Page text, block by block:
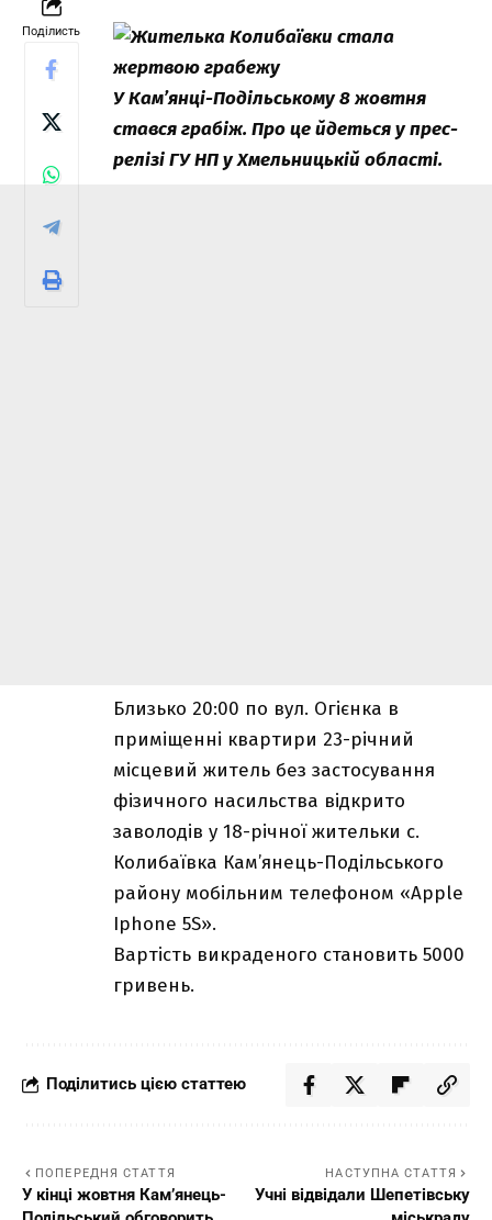
Поділисть
У Кам’янці-Подільському 8 жовтня
стався грабіж. Про це йдеться у прес-
релізі ГУ НП у Хмельницькій області.
Близько 20:00 по вул. Огієнка в
приміщенні квартири 23-річний
місцевий житель без застосування
фізичного насильства відкрито
заволодів у 18-річної жительки с.
Колибаївка Кам’янець-Подільського
району мобільним телефоном «Apple
Iphone 5S».
Вартість викраденого становить 5000
гривень.
Поділитись цією статтею
ПОПЕРЕДНЯ СТАТТЯ
У кінці жовтня Кам’янець-
НАСТУПНА СТАТТЯ
Учні відвідали Шепетівську